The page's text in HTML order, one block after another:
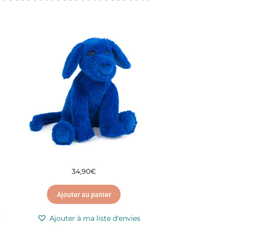
34,90€
Ajouter au panier
Ajouter à ma liste d'envies